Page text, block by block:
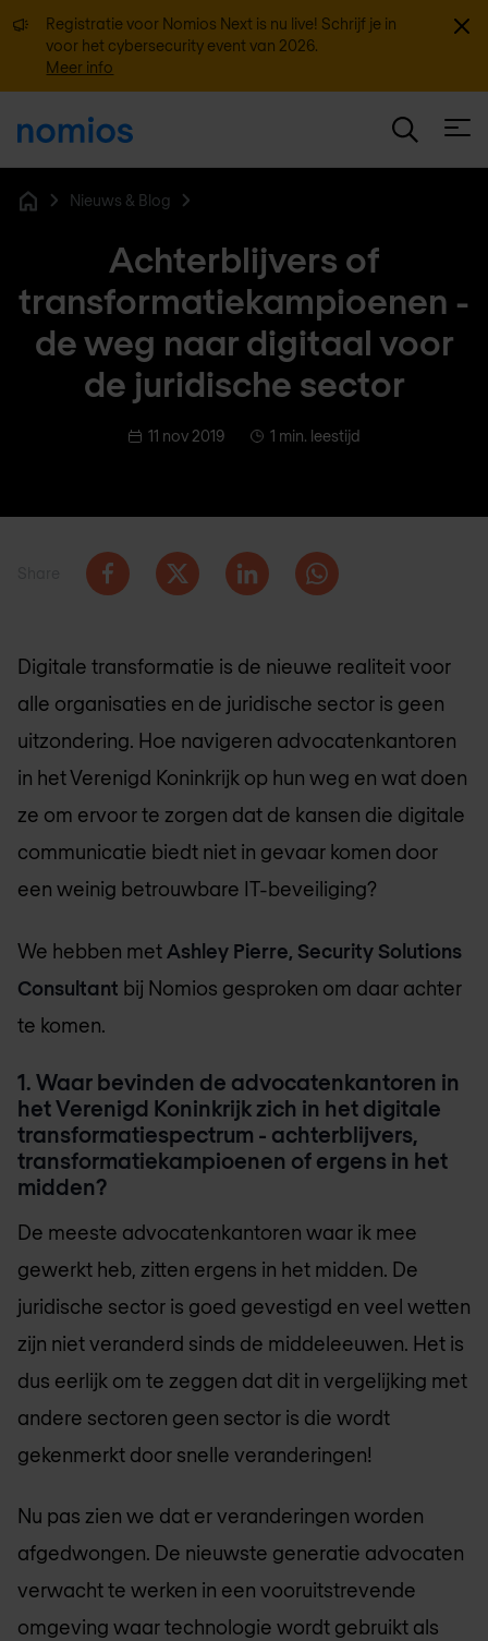
Registratie voor Nomios Next is nu live! Schrijf je in
voor het cybersecurity event van 2026.
Meer info
Nieuws & Blog
Achterblijvers of
transformatiekampioenen -
de weg naar digitaal voor
de juridische sector
11 nov 2019 1 min. leestijd
Digitale transformatie is de nieuwe realiteit voor
alle organisaties en de juridische sector is geen
uitzondering. Hoe navigeren advocatenkantoren
in het Verenigd Koninkrijk op hun weg en wat doen
ze om ervoor te zorgen dat de kansen die digitale
communicatie biedt niet in gevaar komen door
een weinig betrouwbare IT-beveiliging?
We hebben met Ashley Pierre, Security Solutions
Consultant bij Nomios gesproken om daar achter
te komen.
1. Waar bevinden de advocatenkantoren in
het Verenigd Koninkrijk zich in het digitale
transformatiespectrum - achterblijvers,
transformatiekampioenen of ergens in het
midden?
De meeste advocatenkantoren waar ik mee
gewerkt heb, zitten ergens in het midden. De
juridische sector is goed gevestigd en veel wetten
zijn niet veranderd sinds de middeleeuwen. Het is
dus eerlijk om te zeggen dat dit in vergelijking met
andere sectoren geen sector is die wordt
gekenmerkt door snelle veranderingen!
Nu pas zien we dat er veranderingen worden
afgedwongen. De nieuwste generatie advocaten
verwacht te werken in een vooruitstrevende
omgeving waar technologie wordt gebruikt als